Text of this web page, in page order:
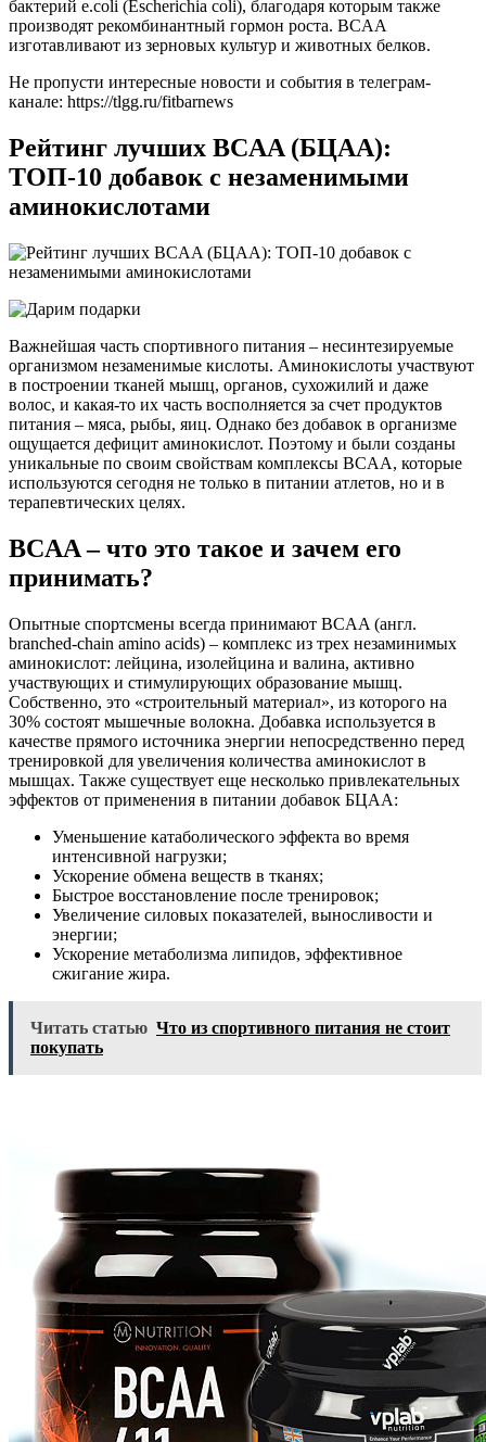
бактерий e.coli (Escherichia coli), благодаря которым также
производят рекомбинантный гормон роста. BCAA
изготавливают из зерновых культур и животных белков.
Не пропусти интересные новости и события в телеграм-
канале: https://tlgg.ru/fitbarnews
Рейтинг лучших BCAA (БЦАА):
ТОП-10 добавок с незаменимыми
аминокислотами
Важнейшая часть спортивного питания – несинтезируемые
организмом незаменимые кислоты. Аминокислоты участвуют
в построении тканей мышц, органов, сухожилий и даже
волос, и какая-то их часть восполняется за счет продуктов
питания – мяса, рыбы, яиц. Однако без добавок в организме
ощущается дефицит аминокислот. Поэтому и были созданы
уникальные по своим свойствам комплексы BCAA, которые
используются сегодня не только в питании атлетов, но и в
терапевтических целях.
BCAA – что это такое и зачем его
принимать?
Опытные спортсмены всегда принимают BCAA (англ.
branched-chain amino acids) – комплекс из трех незаминимых
аминокислот: лейцина, изолейцина и валина, активно
участвующих и стимулирующих образование мышц.
Собственно, это «строительный материал», из которого на
30% состоят мышечные волокна. Добавка используется в
качестве прямого источника энергии непосредственно перед
тренировкой для увеличения количества аминокислот в
мышцах. Также существует еще несколько привлекательных
эффектов от применения в питании добавок БЦАА:
Уменьшение катаболического эффекта во время
интенсивной нагрузки;
Ускорение обмена веществ в тканях;
Быстрое восстановление после тренировок;
Увеличение силовых показателей, выносливости и
энергии;
Ускорение метаболизма липидов, эффективное
сжигание жира.
Читать статью Что из спортивного питания не стоит
покупать